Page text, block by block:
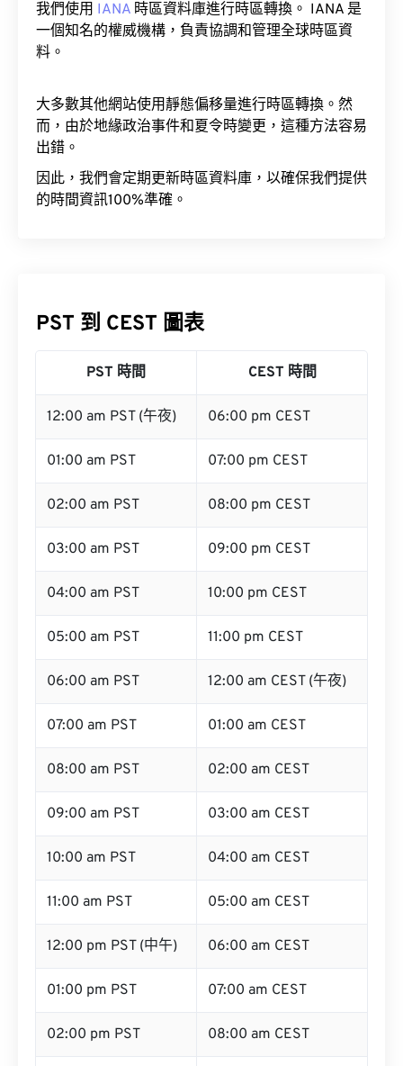
我們使用 IANA 時區資料庫進行時區轉換。 IANA 是
一個知名的權威機構，負責協調和管理全球時區資
料。
大多數其他網站使用靜態偏移量進行時區轉換。然
而，由於地緣政治事件和夏令時變更，這種方法容易
出錯。
因此，我們會定期更新時區資料庫，以確保我們提供
的時間資訊100%準確。
PST 到 CEST 圖表
PST 時間 CEST 時間
12:00 am PST (午夜) 06:00 pm CEST
01:00 am PST 07:00 pm CEST
02:00 am PST 08:00 pm CEST
03:00 am PST 09:00 pm CEST
04:00 am PST 10:00 pm CEST
05:00 am PST 11:00 pm CEST
06:00 am PST 12:00 am CEST (午夜)
07:00 am PST 01:00 am CEST
08:00 am PST 02:00 am CEST
09:00 am PST 03:00 am CEST
10:00 am PST 04:00 am CEST
11:00 am PST 05:00 am CEST
12:00 pm PST (中午) 06:00 am CEST
01:00 pm PST 07:00 am CEST
02:00 pm PST 08:00 am CEST